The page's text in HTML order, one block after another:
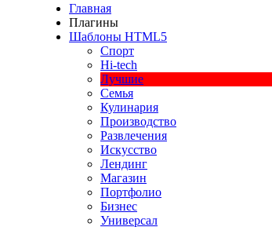
Главная
Плагины
Шаблоны HTML5
Спорт
Hi-tech
Лучшие
Семья
Кулинария
Производство
Развлечения
Искусство
Лендинг
Магазин
Портфолио
Бизнес
Универсал